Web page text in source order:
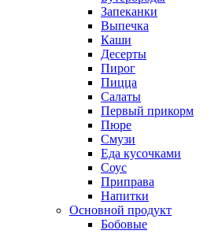
Запеканки
Выпечка
Каши
Десерты
Пирог
Пицца
Салаты
Первый прикорм
Пюре
Смузи
Еда кусочками
Соус
Приправа
Напитки
Основной продукт
Бобовые